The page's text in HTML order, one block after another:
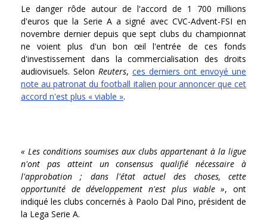
Le danger rôde autour de l'accord de 1 700 millions
d'euros que la Serie A a signé avec CVC-Advent-FSI en
novembre dernier depuis que sept clubs du championnat
ne voient plus d'un bon œil l'entrée de ces fonds
d'investissement dans la commercialisation des droits
audiovisuels. Selon Reuters, ces derniers ont envoyé une
note au patronat du football italien pour annoncer que cet
accord n'est plus « viable ».
« Les conditions soumises aux clubs appartenant à la ligue
n'ont pas atteint un consensus qualifié nécessaire à
l'approbation ; dans l'état actuel des choses, cette
opportunité de développement n'est plus viable », ont
indiqué les clubs concernés à Paolo Dal Pino, président de
la Lega Serie A.